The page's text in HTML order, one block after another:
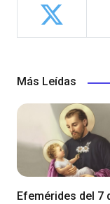
Más Leídas
Efemérides del 7